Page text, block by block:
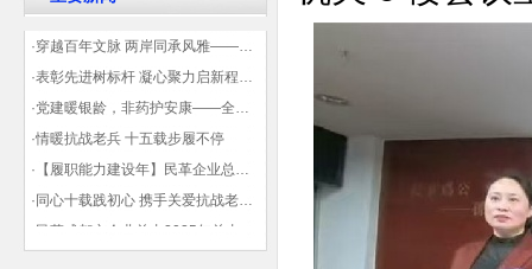
·穿越百年文脉 两岸同承风雅——民革四川省委会“中山天府大讲堂”第三讲在蓉举办
·表彰先进树标杆 凝心聚力启新程——民革企业总支部参加2025年度先进表彰大会有感
·党建暖银龄，非药护安康——全球健康公益大讲堂温情纪实
·情暖抗战老兵 十五载步履不停
·【履职能力建设年】民革企业总支部联合多地民革基层组织发起“夏日送清凉”活动 致敬“乡镇美容师”
·同心十载践初心 携手关爱抗战老兵——民革企业总支部 十年帮扶抗战老兵工作纪实